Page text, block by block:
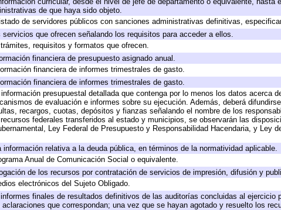
de que haya sido objeto.
de servidores públicos con sanciones administrativas definitivas,
que ofrecen señalando los requisitos para acceder a ellos.
requisitos y formatos que ofrecen.
financiera de presupuesto asignado anual.
financiera de informes trimestrales de gasto.
financiera de informes trimestrales de gasto.
presupuestal detallada que contenga por lo menos los datos acerca
de evaluación e informes sobre su ejecución. Además, deberá
recargos, cuotas, depósitos y fianzas señalando el nombre de los
federales transferidos al estado y municipios, se observarán las
Ley Federal de Presupuesto y Responsabilidad Hacendaria, y Ley
relativa a la deuda pública, en términos de la normatividad aplicable.
Anual de Comunicación Social o equivalente.
de los recursos por contratación de servicios de impresión, difusión y
electrónicos del Sujeto Obligado.
finales de resultados definitivos de las auditorías concluidas al ejercicio
que correspondan; una vez que se hayan agotado y resuelto los